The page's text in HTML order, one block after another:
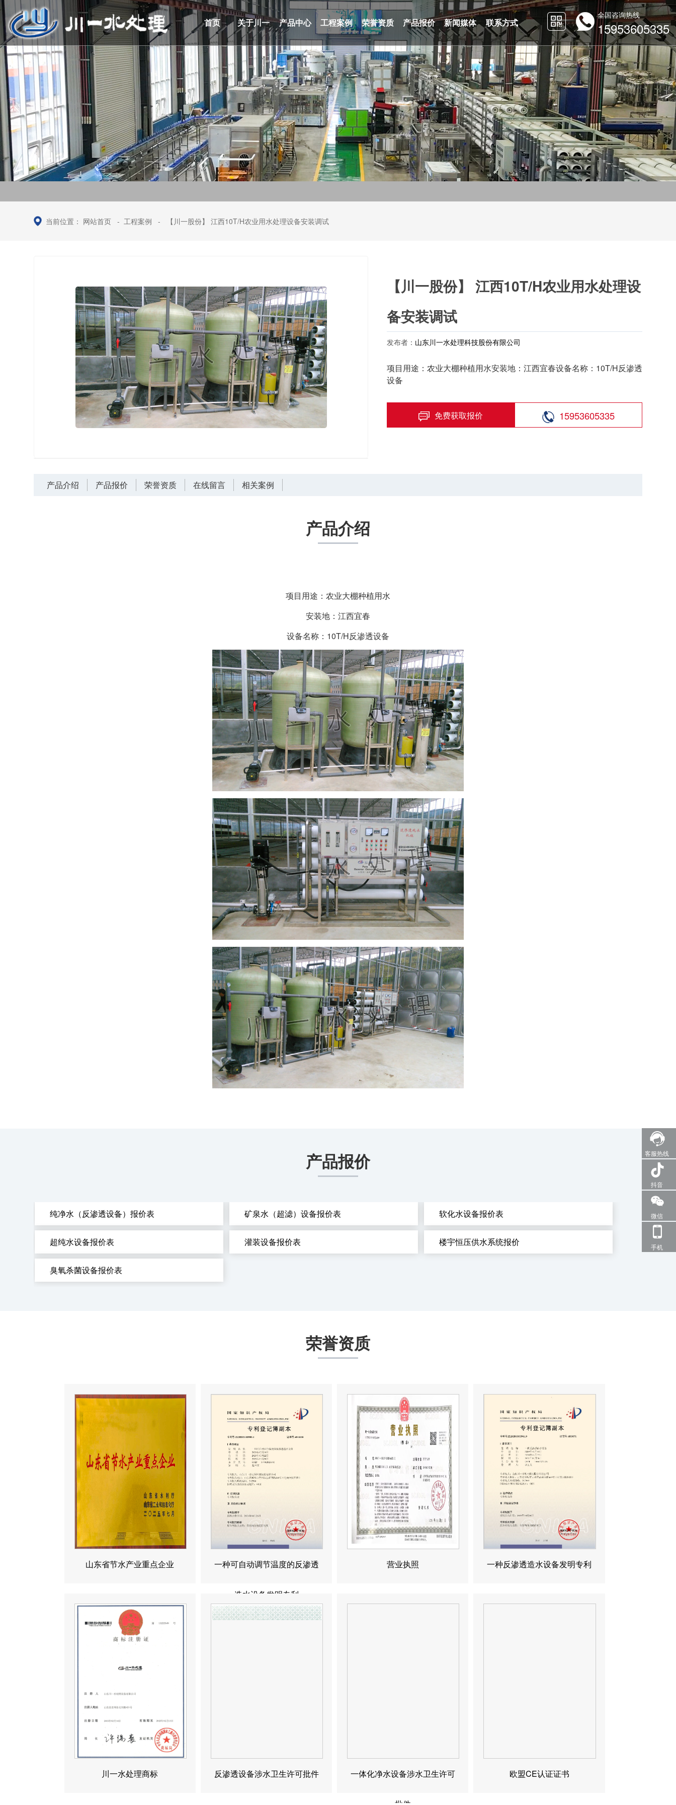
首页 关于川一 产品中心 工程案例 荣誉资质 产品报价 新闻媒体 联系方式
全国咨询热线
15953605335
当前位置： 网站首页 -工程案例 - 【川一股份】 江西10T/H农业用水处理设备安装调试
【川一股份】 江西10T/H农业用水处理设
备安装调试
发布者： 山东川一水处理科技股份有限公司
项目用途：农业大棚种植用水安装地：江西宜春设备名称：10T/H反渗透
设备
免费获取报价 15953605335
产品介绍 产品报价 荣誉资质 在线留言 相关案例
产品介绍
项目用途：农业大棚种植用水
安装地：江西宜春
设备名称：10T/H反渗透设备
产品报价
纯净水（反渗透设备）报价表 矿泉水（超滤）设备报价表 软化水设备报价表
超纯水设备报价表 灌装设备报价表 楼宇恒压供水系统报价
臭氧杀菌设备报价表
荣誉资质
山东省节水产业重点企业 一种可自动调节温度的反渗透
造水设备发明专利
营业执照 一种反渗透造水设备发明专利
川一水处理商标 反渗透设备涉水卫生许可批件 一体化净水设备涉水卫生许可 欧盟CE认证证书
客服热线
抖音
微信
手机